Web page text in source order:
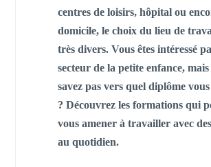
centres de loisirs, hôpital ou
domicile, le choix du lieu de
très divers. Vous êtes intéressé
secteur de la petite enfance, mais
savez pas vers quel diplôme
? Découvrez les formations qui
vous amener à travailler avec
au quotidien.